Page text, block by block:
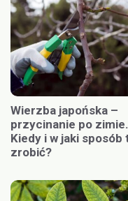
Wierzba japońska –
przycinanie po zimie.
Kiedy i w jaki sposób
zrobić?